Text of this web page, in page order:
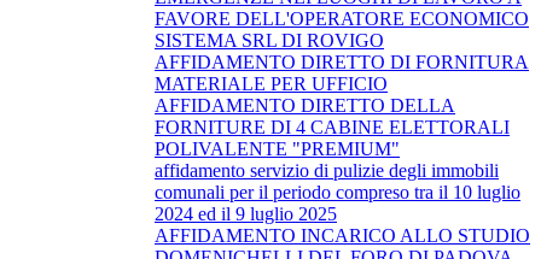
FAVORE DELL'OPERATORE ECONOMICO
SISTEMA SRL DI ROVIGO
AFFIDAMENTO DIRETTO DI FORNITURA
MATERIALE PER UFFICIO
AFFIDAMENTO DIRETTO DELLA
FORNITURE DI 4 CABINE ELETTORALI
POLIVALENTE "PREMIUM"
affidamento servizio di pulizie degli immobili
comunali per il periodo compreso tra il 10 luglio
2024 ed il 9 luglio 2025
AFFIDAMENTO INCARICO ALLO STUDIO